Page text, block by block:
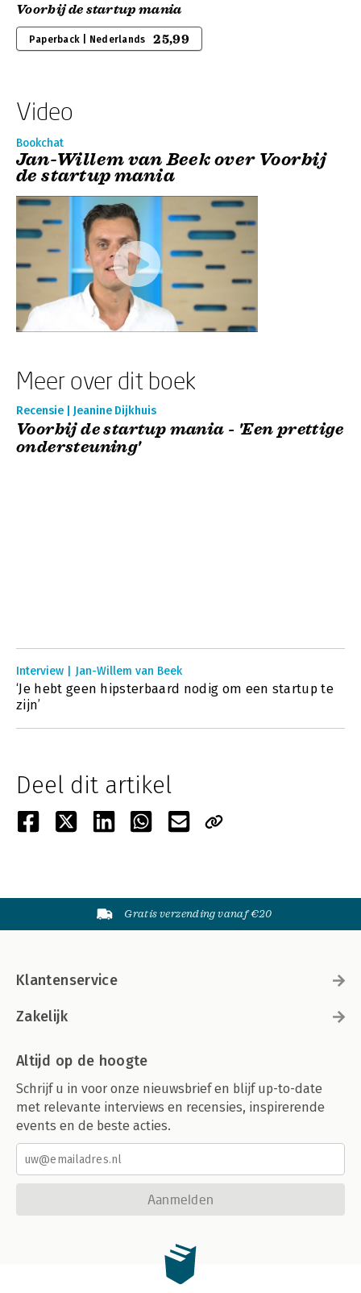
Voorbij de startup mania
Paperback | Nederlands 25,99
Video
Bookchat
Jan-Willem van Beek over Voorbij
de startup mania
Meer over dit boek
Recensie | Jeanine Dijkhuis
Voorbij de startup mania - 'Een prettige
ondersteuning'
Interview | Jan-Willem van Beek
‘Je hebt geen hipsterbaard nodig om een startup te
zijn’
Deel dit artikel
Gratis verzending vanaf €20
Klantenservice
Zakelijk
Altijd op de hoogte
Schrijf u in voor onze nieuwsbrief en blijf up-to-date
met relevante interviews en recensies, inspirerende
events en de beste acties.
Aanmelden